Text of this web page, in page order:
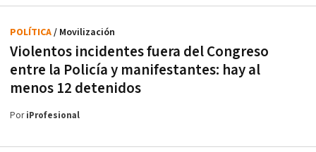
Violentos incidentes fuera del Congreso
entre la Policía y manifestantes: hay al
menos 12 detenidos
POLÍTICA/ Movilización
PoriProfesional